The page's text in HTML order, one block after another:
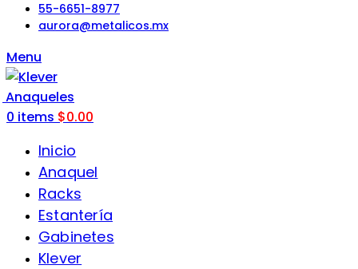
55-6651-8977
aurora@metalicos.mx
Menu
0 items $0.00
Inicio
Anaquel
Racks
Estantería
Gabinetes
Klever